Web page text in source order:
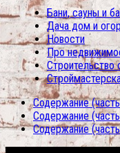
Бани, сауны и
Дача дом и
Новости
Про
Строительство
Содержание
Содержание
Содержание